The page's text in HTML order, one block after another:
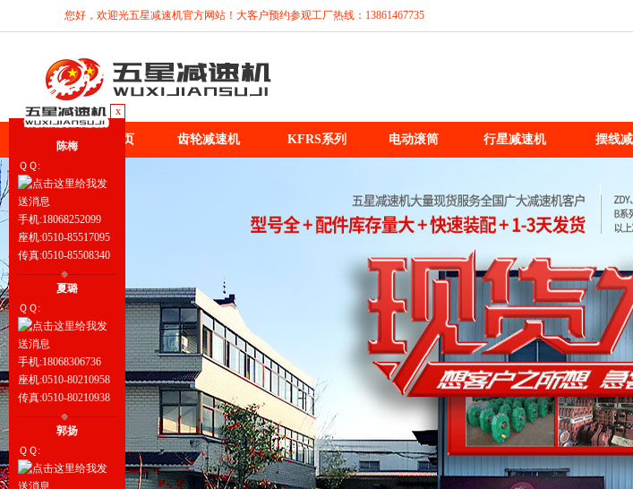
您好，欢迎光五星减速机官方网站！大客户预约参观工厂热线：13861467735
五星首页 齿轮减速机 KFRS系列 电动滚筒 行星减速机 摆线
x
陈梅
ＱＱ:
手机:18068252099
座机:0510-85517095
传真:0510-85508340
夏璐
ＱＱ:
手机:18068306736
座机:0510-80210958
传真:0510-80210938
郭扬
ＱＱ: